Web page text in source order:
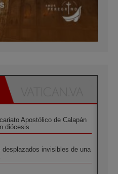
Apostólico de Calapán
diócesis
desplazados invisibles de una